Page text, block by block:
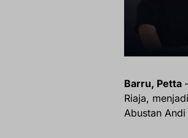
Barru, Petta
Riaja,
Abustan